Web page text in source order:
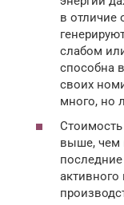
в отличие
слабом
способна
своих
много, но
Стоимость
выше, чем